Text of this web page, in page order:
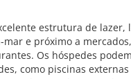
estrutura de lazer,
e próximo a
Os hóspedes
como piscinas